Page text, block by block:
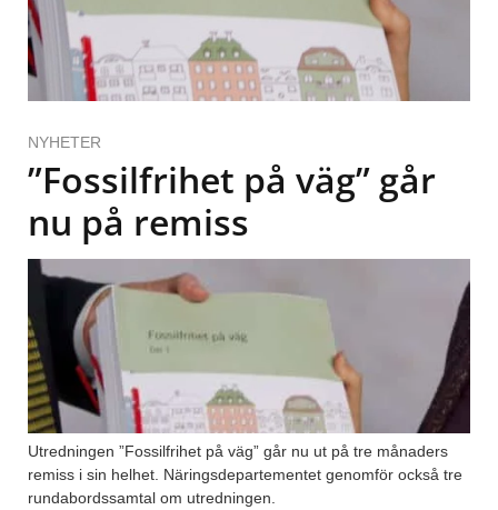
NYHETER
”Fossilfrihet på väg” går
nu på remiss
Utredningen ”Fossilfrihet på väg” går nu ut på tre månaders
remiss i sin helhet. Näringsdepartementet genomför också tre
rundabordssamtal om utredningen.